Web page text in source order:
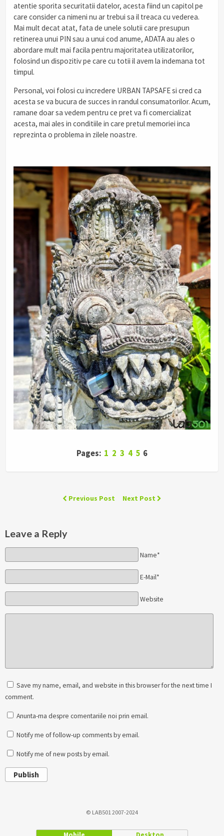
atentie sporita securitatii datelor, acesta fiind un capitol pe
care consider ca nimeni nu ar trebui sa il treaca cu vederea.
Mai mult decat atat, fata de unele solutii care presupun
retinerea unui PIN sau a unui cod anume, ADATA au ales o
abordare mult mai facila pentru majoritatea utilizatorilor,
folosind un dispozitiv pe care cu totii il avem la indemana tot
timpul.
Personal, voi folosi cu incredere URBAN TAPSAFE si cred ca
acesta se va bucura de succes in randul consumatorilor. Acum,
ramane doar sa vedem pentru ce pret va fi comercializat
acesta, mai ales in conditiile in care pretul memoriei inca
reprezinta o problema in zilele noastre.
Pages: 1 2 3 4 5 6
Previous Post Next Post
Leave a Reply
Name*
E-Mail*
Website
Save my name, email, and website in this browser for the next time I
comment.
Anunta-ma despre comentariile noi prin email.
Notify me of follow-up comments by email.
Notify me of new posts by email.
Publish
© LAB501 2007-2024